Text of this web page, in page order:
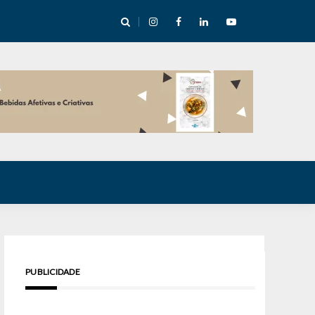
abre mentoria de storytelling com 10 vagas
PUBLICIDADE